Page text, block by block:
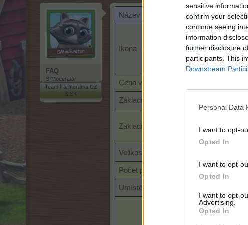
sensitive
confirm your
continue seeing
information
further disclosure
participants. This
Downstream
Personal Data
I want to opt-
Opted In
I want to opt-
Opted In
I want to opt-
Advertising.
Opted In
FAQ
S-Moderator
Team Farmerama CZ
& SK
Název
Ikona
Cena v obchodě
Základní čas (h)
Základní zisk
Velikost
Počet použití
Umístění